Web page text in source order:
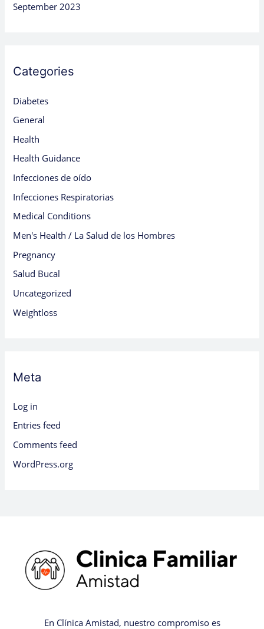
September 2023
Categories
Diabetes
General
Health
Health Guidance
Infecciones de oído
Infecciones Respiratorias
Medical Conditions
Men's Health / La Salud de los Hombres
Pregnancy
Salud Bucal
Uncategorized
Weightloss
Meta
Log in
Entries feed
Comments feed
WordPress.org
En Clínica Amistad, nuestro compromiso es